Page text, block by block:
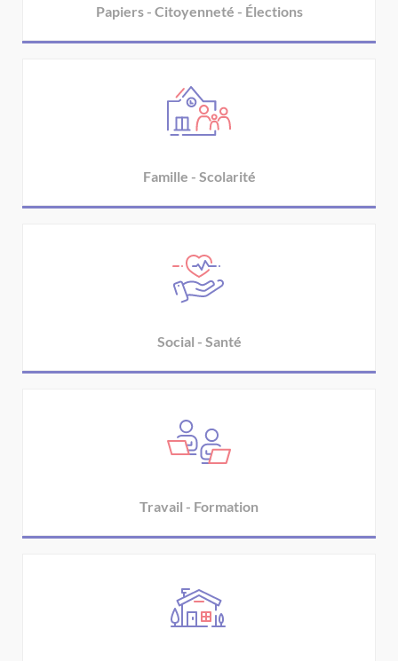
Papiers - Citoyenneté - Élections
Famille - Scolarité
Social - Santé
Travail - Formation